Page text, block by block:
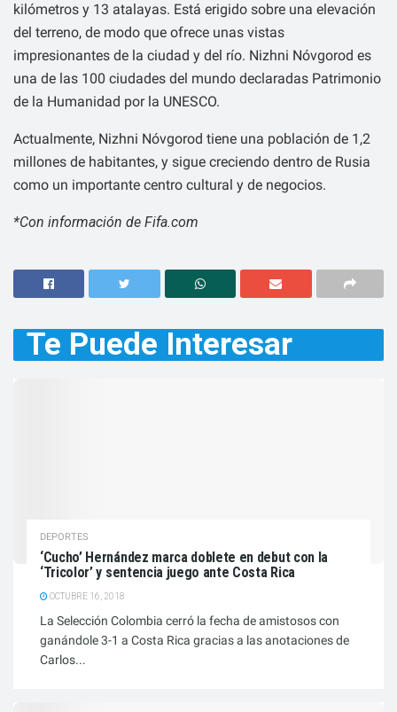
kilómetros y 13 atalayas. Está erigido sobre una elevación
del terreno, de modo que ofrece unas vistas
impresionantes de la ciudad y del río. Nizhni Nóvgorod es
una de las 100 ciudades del mundo declaradas Patrimonio
de la Humanidad por la UNESCO.
Actualmente, Nizhni Nóvgorod tiene una población de 1,2
millones de habitantes, y sigue creciendo dentro de Rusia
como un importante centro cultural y de negocios.
*Con información de Fifa.com
Te Puede Interesar
DEPORTES
‘Cucho’ Hernández marca doblete en debut con la
‘Tricolor’ y sentencia juego ante Costa Rica
OCTUBRE 16, 2018
La Selección Colombia cerró la fecha de amistosos con
ganándole 3-1 a Costa Rica gracias a las anotaciones de
Carlos...